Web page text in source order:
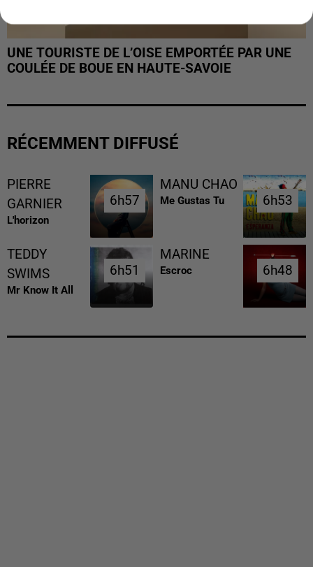
UNE TOURISTE DE L’OISE EMPORTÉE PAR UNE
COULÉE DE BOUE EN HAUTE-SAVOIE
RÉCEMMENT DIFFUSÉ
PIERRE
GARNIER
L'horizon
6h57
6h57
MANU CHAO
Me Gustas Tu 6h53
6h53
TEDDY
SWIMS
Mr Know It All
6h51
6h51
MARINE
Escroc 6h48
6h48